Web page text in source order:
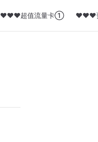
❤️❤️❤️超值流量卡① ❤️❤️❤️